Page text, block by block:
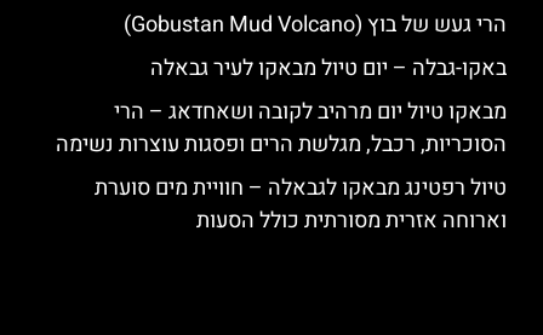
הרי געש של בוץ (Gobustan Mud Volcano)
באקו-גבלה – יום טיול מבאקו לעיר גבאלה
מבאקו טיול יום מרהיב לקובה ושאחדאג – הרי
הסוכריות, רכבל, מגלשת הרים ופסגות עוצרות נשימה
טיול רפטינג מבאקו לגבאלה – חוויית מים סוערת
וארוחה אזרית מסורתית כולל הסעות